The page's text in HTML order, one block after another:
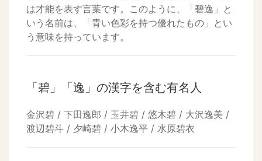
は才能を表す言葉です。このように、「碧逸」と
いう名前は、「青い色彩を持つ優れたもの」とい
う意味を持っています。
「碧」「逸」の漢字を含む有名人
金沢碧 / 下田逸郎 / 玉井碧 / 悠木碧 / 大沢逸美 /
渡辺碧斗 / 夕崎碧 / 小木逸平 / 水原碧衣